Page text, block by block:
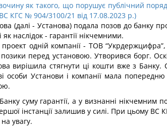
як такого, що порушує публічний
КГС № 904/3100/21 від 17.08.2023 р.)
(далі - Установа) подала позов до банку
наслідок - гарантії нікчемними.
одній компанії - ТОВ
перед установою. Утворився борг.
вирішила стягнути ці кошти вже з
Установи і компанії мала
суму гарантії, а у визнанні
інстанції залишив у силі. При цьому ВС
увагу.